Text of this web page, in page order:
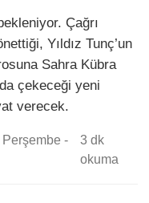
Çağrı
Yıldız Tunç’un
Sahra Kübra
çekeceği yeni
verecek.
-
3 dk
okuma